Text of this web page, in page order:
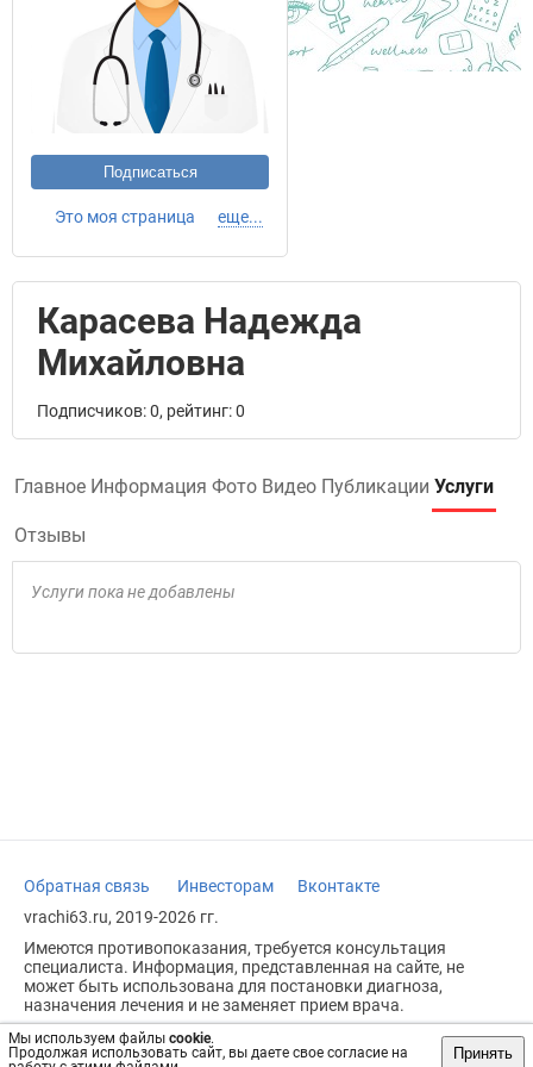
Мы используем файлы cookie.
Продолжая использовать сайт, вы даете свое согласие на
Принять
Подписаться
Это моя страница еще...
Карасева Надежда
Михайловна
Подписчиков: 0, рейтинг: 0
Главное Информация Фото Видео Публикации Услуги
Отзывы
Услуги пока не добавлены
Обратная связь Инвесторам
Вконтакте
vrachi63.ru, 2019-2026 гг.
Имеются противопоказания, требуется консультация
специалиста. Информация, представленная на сайте, не
может быть использована для постановки диагноза,
назначения лечения и не заменяет прием врача.
Возрастное ограничение: 18+